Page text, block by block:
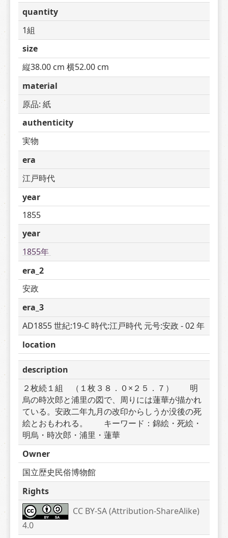
quantity
1組
size
縦38.00 cm 横52.00 cm
material
原品: 紙
authenticity
実物
era
江戸時代
year
1855
year
1855年
era_2
安政
era_3
AD1855 世紀:19-C 時代:江戸時代 元号:安政 - 02 年
location
description
２枚続１組　（１枚３８．０×２５．７）　　明
烏の時次郎と浦里の図で、周りには蓮華が描かれ
ている。安政二年九月の改印からしうか没後の死
絵とおもわれる。　　キーワード：錦絵・死絵・
明烏・時次郎・浦里・蓮華
Owner
国立歴史民俗博物館
Rights
CC BY-SA (Attribution-ShareAlike)
4.0